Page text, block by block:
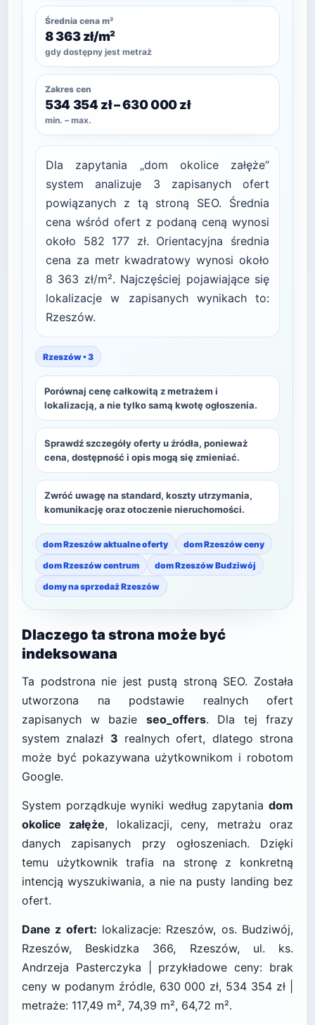
Średnia cena m²
8 363 zł/m²
gdy dostępny jest metraż
Zakres cen
534 354 zł – 630 000 zł
min. – max.
Dla zapytania „dom okolice załęże”
system analizuje 3 zapisanych ofert
powiązanych z tą stroną SEO. Średnia
cena wśród ofert z podaną ceną wynosi
około 582 177 zł. Orientacyjna średnia
cena za metr kwadratowy wynosi około
8 363 zł/m². Najczęściej pojawiające się
lokalizacje w zapisanych wynikach to:
Rzeszów.
Rzeszów • 3
Porównaj cenę całkowitą z metrażem i
lokalizacją, a nie tylko samą kwotę ogłoszenia.
Sprawdź szczegóły oferty u źródła, ponieważ
cena, dostępność i opis mogą się zmieniać.
Zwróć uwagę na standard, koszty utrzymania,
komunikację oraz otoczenie nieruchomości.
dom Rzeszów aktualne oferty
dom Rzeszów ceny
dom Rzeszów centrum
dom Rzeszów Budziwój
domy na sprzedaż Rzeszów
Dlaczego ta strona może być
indeksowana
Ta podstrona nie jest pustą stroną SEO. Została
utworzona na podstawie realnych ofert
zapisanych w bazie seo_offers. Dla tej frazy
system znalazł 3 realnych ofert, dlatego strona
może być pokazywana użytkownikom i robotom
Google.
System porządkuje wyniki według zapytania dom
okolice załęże, lokalizacji, ceny, metrażu oraz
danych zapisanych przy ogłoszeniach. Dzięki
temu użytkownik trafia na stronę z konkretną
intencją wyszukiwania, a nie na pusty landing bez
ofert.
Dane z ofert: lokalizacje: Rzeszów, os. Budziwój,
Rzeszów, Beskidzka 366, Rzeszów, ul. ks.
Andrzeja Pasterczyka | przykładowe ceny: brak
ceny w podanym źródle, 630 000 zł, 534 354 zł |
metraże: 117,49 m², 74,39 m², 64,72 m².